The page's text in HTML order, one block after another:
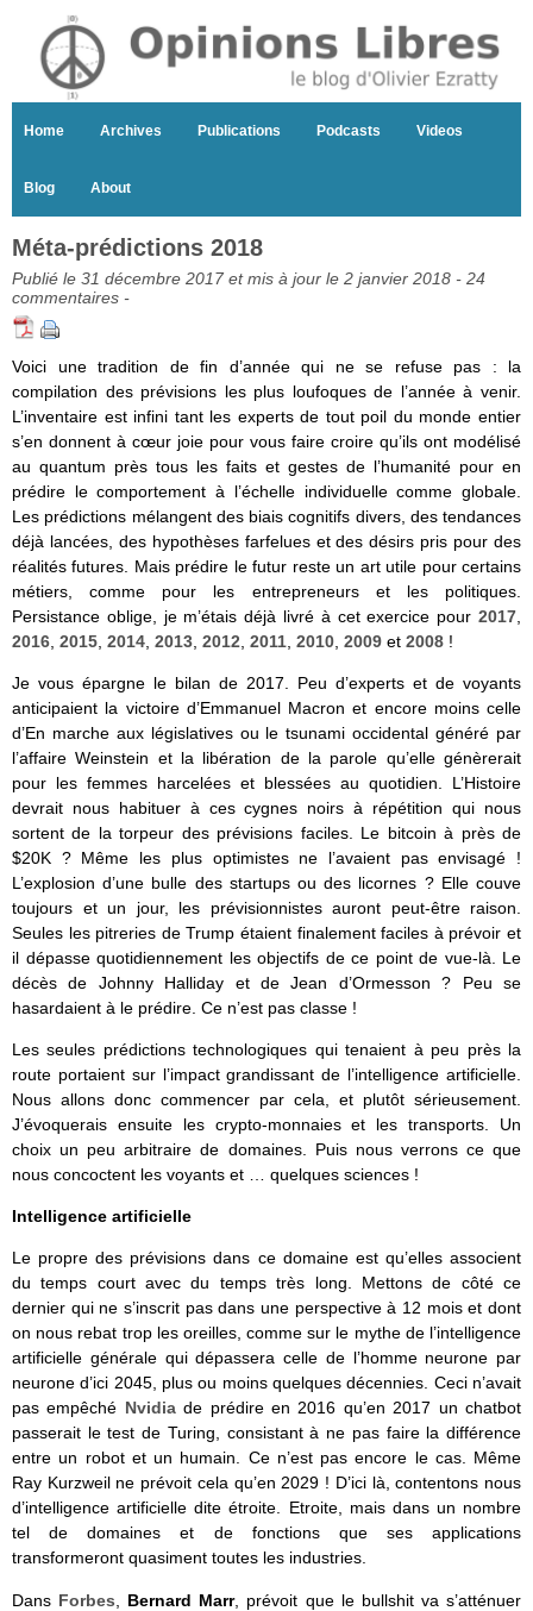
Home Archives Publications Podcasts Videos
Blog About
Méta-prédictions 2018
Publié le 31 décembre 2017 et mis à jour le 2 janvier 2018 - 24
commentaires -
Voici une tradition de fin d’année qui ne se refuse pas : la
compilation des prévisions les plus loufoques de l’année à venir.
L’inventaire est infini tant les experts de tout poil du monde entier
s’en donnent à cœur joie pour vous faire croire qu’ils ont modélisé
au quantum près tous les faits et gestes de l’humanité pour en
prédire le comportement à l’échelle individuelle comme globale.
Les prédictions mélangent des biais cognitifs divers, des tendances
déjà lancées, des hypothèses farfelues et des désirs pris pour des
réalités futures. Mais prédire le futur reste un art utile pour certains
métiers, comme pour les entrepreneurs et les politiques.
Persistance oblige, je m’étais déjà livré à cet exercice pour 2017
2016 2015 2014 2013 2012 2011 2010 2009 et 2008 !
Je vous épargne le bilan de 2017. Peu d’experts et de voyants
anticipaient la victoire d’Emmanuel Macron et encore moins celle
d’En marche aux législatives ou le tsunami occidental généré par
l’affaire Weinstein et la libération de la parole qu’elle génèrerait
pour les femmes harcelées et blessées au quotidien. L’Histoire
devrait nous habituer à ces cygnes noirs à répétition qui nous
sortent de la torpeur des prévisions faciles. Le bitcoin à près de
$20K ? Même les plus optimistes ne l’avaient pas envisagé !
L’explosion d’une bulle des startups ou des licornes ? Elle couve
toujours et un jour, les prévisionnistes auront peut-être raison.
Seules les pitreries de Trump étaient finalement faciles à prévoir et
il dépasse quotidiennement les objectifs de ce point de vue-là. Le
décès de Johnny Halliday et de Jean d’Ormesson ? Peu se
hasardaient à le prédire. Ce n’est pas classe !
Les seules prédictions technologiques qui tenaient à peu près la
route portaient sur l’impact grandissant de l’intelligence artificielle.
Nous allons donc commencer par cela, et plutôt sérieusement.
J’évoquerais ensuite les crypto-monnaies et les transports. Un
choix un peu arbitraire de domaines. Puis nous verrons ce que
nous concoctent les voyants et … quelques sciences !
Intelligence artificielle
Le propre des prévisions dans ce domaine est qu’elles associent
du temps court avec du temps très long. Mettons de côté ce
dernier qui ne s’inscrit pas dans une perspective à 12 mois et dont
on nous rebat trop les oreilles, comme sur le mythe de l’intelligence
artificielle générale qui dépassera celle de l’homme neurone par
neurone d’ici 2045, plus ou moins quelques décennies. Ceci n’avait
pas empêché Nvidiade prédire en 2016 qu’en 2017 un chatbot
passerait le test de Turing, consistant à ne pas faire la différence
entre un robot et un humain. Ce n’est pas encore le cas. Même
Ray Kurzweil ne prévoit cela qu’en 2029 ! D’ici là, contentons nous
d’intelligence artificielle dite étroite. Etroite, mais dans un nombre
tel de domaines et de fonctions que ses applications
transformeront quasiment toutes les industries.
Dans Forbes Bernard Marr, prévoit que le bullshit va s’atténuer